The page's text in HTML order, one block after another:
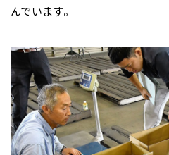
んでいます。